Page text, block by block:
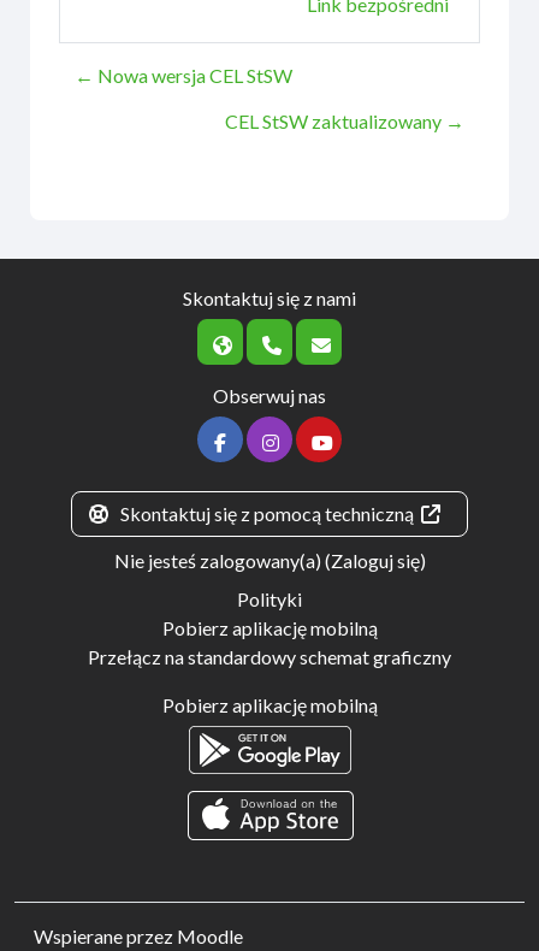
← Nowa wersja CEL StSW
CEL StSW zaktualizowany →
Skontaktuj się z nami
Obserwuj nas
Skontaktuj się z pomocą techniczną
Nie jesteś zalogowany(a) (Zaloguj się)
Polityki
Pobierz aplikację mobilną
Przełącz na standardowy schemat graficzny
Pobierz aplikację mobilną
Wspierane przez Moodle